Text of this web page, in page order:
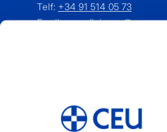
Telf: +34 91 514 05 73
Email:ceuediciones@ceu.es